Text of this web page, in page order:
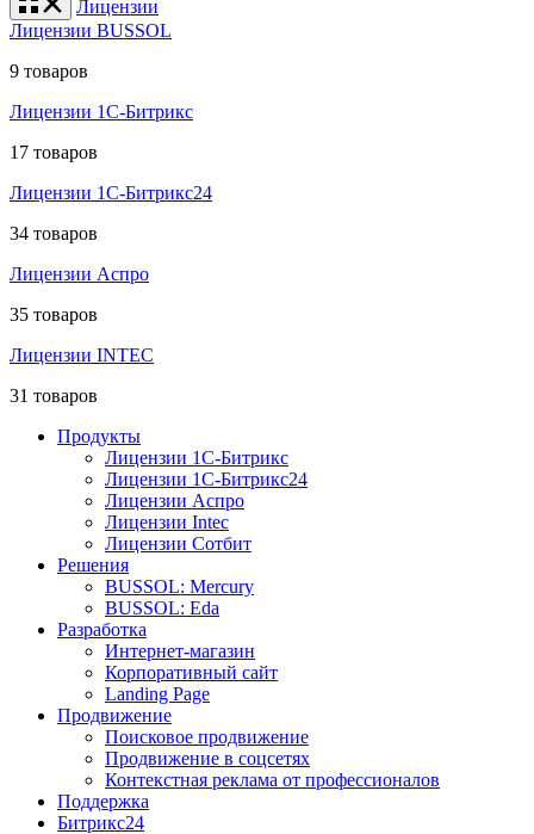
Лицензии
Лицензии BUSSOL
9 товаров
Лицензии 1С-Битрикс
17 товаров
Лицензии 1С-Битрикс24
34 товаров
Лицензии Аспро
35 товаров
Лицензии INTEC
31 товаров
Продукты
Лицензии 1С-Битрикс
Лицензии 1С-Битрикс24
Лицензии Аспро
Лицензии Intec
Лицензии Сотбит
Решения
BUSSOL: Mercury
BUSSOL: Eda
Разработка
Интернет-магазин
Корпоративный сайт
Landing Page
Продвижение
Поисковое продвижение
Продвижение в соцсетях
Контекстная реклама от профессионалов
Поддержка
Битрикс24